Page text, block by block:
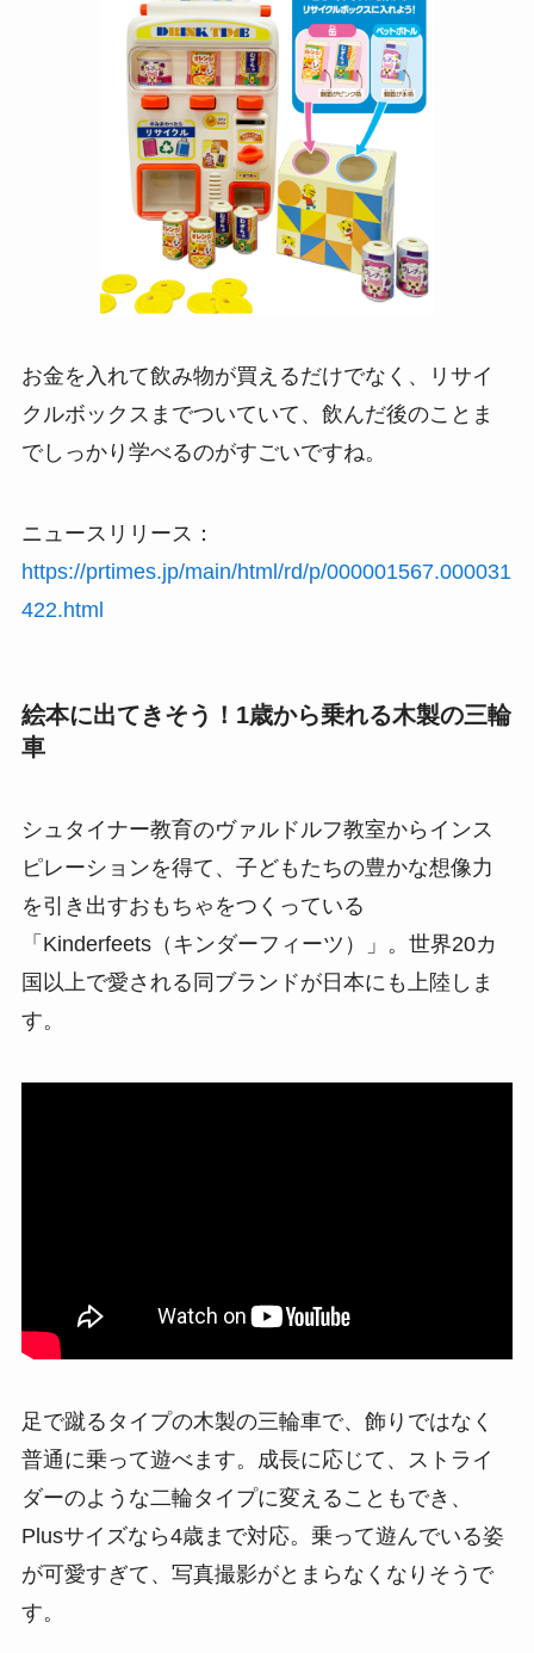
お金を入れて飲み物が買えるだけでなく、リサイ
クルボックスまでついていて、飲んだ後のことま
でしっかり学べるのがすごいですね。
ニュースリリース：
https://prtimes.jp/main/html/rd/p/000001567.000031
422.html
絵本に出てきそう！1歳から乗れる木製の三輪
車
シュタイナー教育のヴァルドルフ教室からインス
ピレーションを得て、子どもたちの豊かな想像力
を引き出すおもちゃをつくっている
「Kinderfeets（キンダーフィーツ）」。世界20カ
国以上で愛される同ブランドが日本にも上陸しま
す。
足で蹴るタイプの木製の三輪車で、飾りではなく
普通に乗って遊べます。成長に応じて、ストライ
ダーのような二輪タイプに変えることもでき、
Plusサイズなら4歳まで対応。乗って遊んでいる姿
が可愛すぎて、写真撮影がとまらなくなりそうで
す。